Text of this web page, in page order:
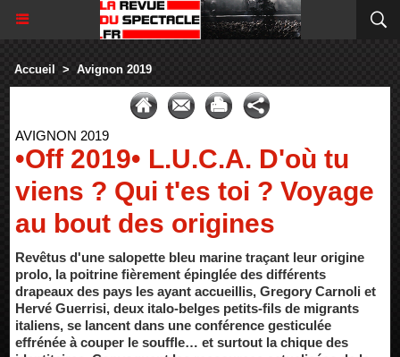
Accueil > Avignon 2019
AVIGNON 2019
•Off 2019• L.U.C.A. D'où tu
viens ? Qui t'es toi ? Voyage
au bout des origines
Revêtus d'une salopette bleu marine traçant leur origine
prolo, la poitrine fièrement épinglée des différents
drapeaux des pays les ayant accueillis, Gregory Carnoli et
Hervé Guerrisi, deux italo-belges petits-fils de migrants
italiens, se lancent dans une conférence gesticulée
effrénée à couper le souffle… et surtout la chique des